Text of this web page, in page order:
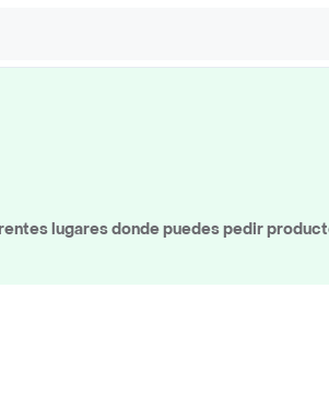
lugares donde puedes pedir